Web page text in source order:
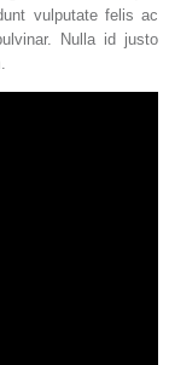
vulputate felis ac
Nulla id justo